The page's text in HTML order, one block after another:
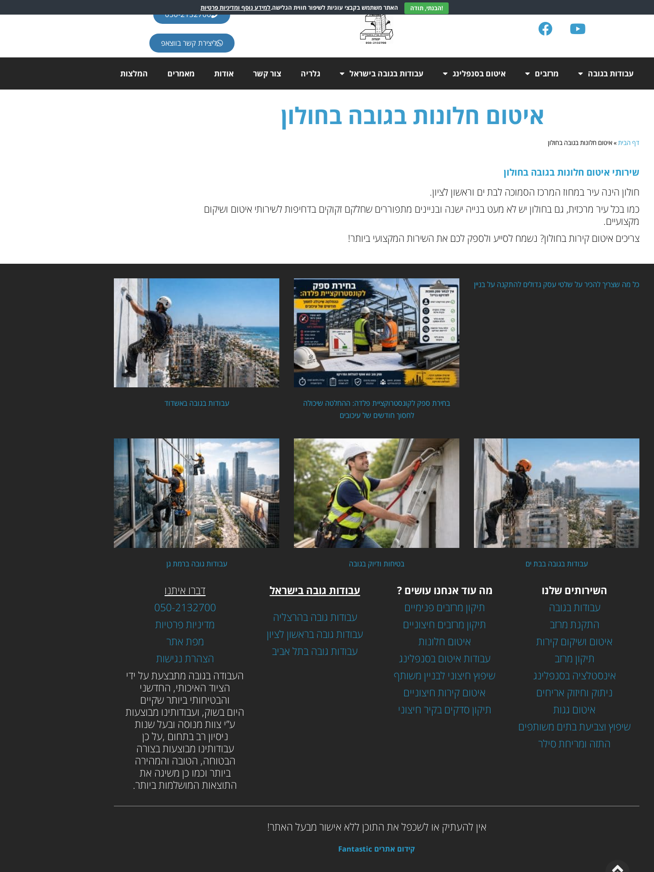
050-2132700
ליצירת קשר בווצאפ
עבודות בגובה מרזבים איטום בסנפלינג עבודות בגובה בישראל גלריה צור קשר אודות מאמרים המלצות
איטום חלונות בגובה בחולון
דף הבית»איטום חלונות בגובה בחולון
שירותי איטום חלונות בגובה בחולון
חולון הינה עיר במחוז המרכז הסמוכה לבת ים וראשון לציון.
כמו בכל עיר מרכזית, גם בחולון יש לא מעט בנייה ישנה ובניינים מתפוררים שחלקם זקוקים בדחיפות לשירותי איטום ושיקום
מקצועיים.
צריכים איטום קירות בחולון? נשמח לסייע ולספק לכם את השירות המקצועי ביותר!
כל מה שצריך להכיר על שלטי עסק גדולים להתקנה על בניין
בחירת ספק לקונסטרוקציית פלדה: ההחלטה שיכולה
לחסוך חודשים של עיכובים
עבודות בגובה באשדוד
עבודות בגובה בבת ים בטיחות ודיוק בגובה עבודות גובה ברמת גן
השירותים שלנו
עבודות בגובה
התקנת מרזב
איטום ושיקום קירות
תיקון מרזב
אינסטלציה בסנפלינג
ניתוק וחיזוק אריחים
איטום גגות
שיפוץ וצביעת בתים משותפים
התזה ומריחת סילר
מה עוד אנחנו עושים ?
תיקון מרזבים פנימיים
תיקון מרזבים חיצוניים
איטום חלונות
עבודות איטום בסנפלינג
שיפוץ חיצוני לבניין משותף
איטום קירות חיצוניים
תיקון סדקים בקיר חיצוני
עבודות גובה בישראל
עבודות גובה בהרצליה
עבודות גובה בראשון לציון
עבודות גובה בתל אביב
דברו איתנו
050-2132700
מדיניות פרטיות
מפת אתר
הצהרת נגישות
העבודה בגובה מתבצעת על ידי
הציוד האיכותי, החדשני
והבטיחותי ביותר שקיים
היום בשוק, ועבודותינו מבוצעות
ע”י צוות מנוסה ובעל שנות
ניסיון רב בתחום ,על כן
עבודותינו מבוצעות בצורה
הבטוחה, הטובה והמהירה
ביותר וכמו כן משיגה את
התוצאות המושלמות ביותר.
אין להעתיק או לשכפל את התוכן ללא אישור מבעל האתר!
קידום אתרים Fantastic
האתר משתמש בקבצי עוגיות לשיפור חווית הגלישה.למידע נוסף ומדיניות פרטיות הבנתי, תודה!